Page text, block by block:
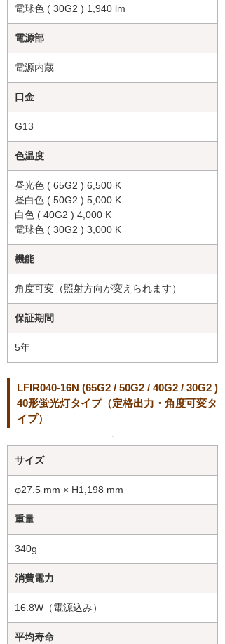
電球色 ( 30G2 ) 1,940 lm
電源部
電源内蔵
口金
G13
色温度
昼光色 ( 65G2 ) 6,500 K
昼白色 ( 50G2 ) 5,000 K
白色 ( 40G2 ) 4,000 K
電球色 ( 30G2 ) 3,000 K
機能
角度可変（照射方向が変えられます）
保証期間
5年
LFIR040-16N (65G2 / 50G2 / 40G2 / 30G2 )
40形蛍光灯タイプ（定格出力・角度可変タ
イプ）
サイズ
φ27.5 mm × H1,198 mm
重量
340g
消費電力
16.8W（電源込み）
平均寿命